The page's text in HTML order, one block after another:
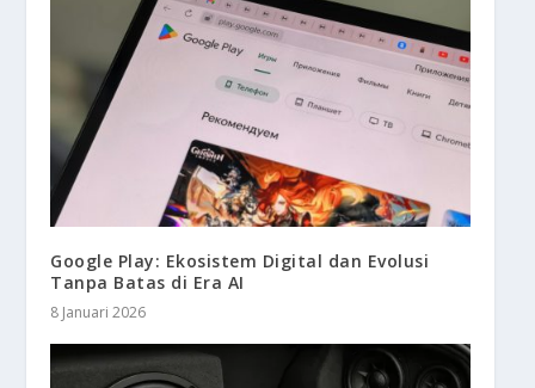
Google Play: Ekosistem Digital dan Evolusi
Tanpa Batas di Era AI
8 Januari 2026